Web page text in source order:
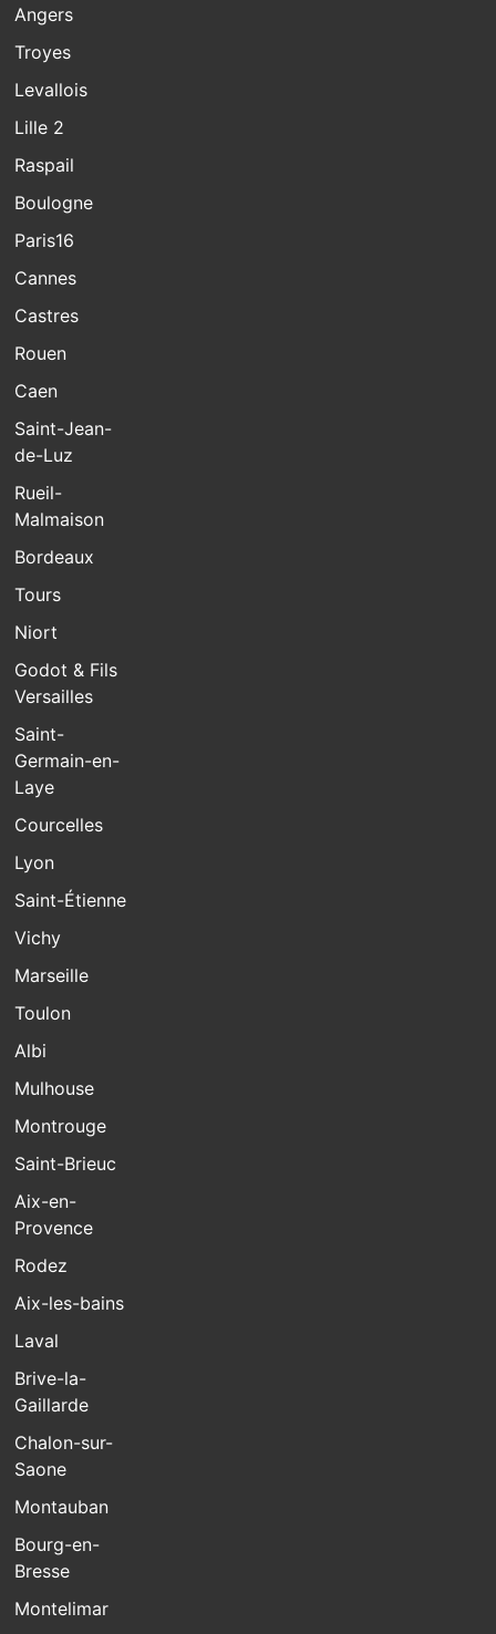
Angers
Troyes
Levallois
Lille 2
Raspail
Boulogne
Paris16
Cannes
Castres
Rouen
Caen
Saint-Jean-
de-Luz
Rueil-
Malmaison
Bordeaux
Tours
Niort
Godot & Fils
Versailles
Saint-
Germain-en-
Laye
Courcelles
Lyon
Saint-Étienne
Vichy
Marseille
Toulon
Albi
Mulhouse
Montrouge
Saint-Brieuc
Aix-en-
Provence
Rodez
Aix-les-bains
Laval
Brive-la-
Gaillarde
Chalon-sur-
Saone
Montauban
Bourg-en-
Bresse
Montelimar